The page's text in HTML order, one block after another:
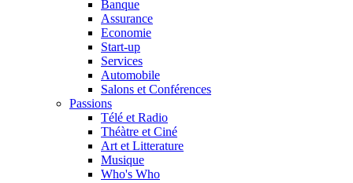
Banque
Assurance
Economie
Start-up
Services
Automobile
Salons et Conférences
Passions
Télé et Radio
Théàtre et Ciné
Art et Litterature
Musique
Who's Who